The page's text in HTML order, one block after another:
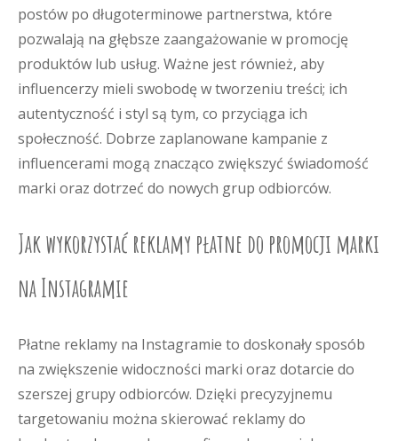
postów po długoterminowe partnerstwa, które
pozwalają na głębsze zaangażowanie w promocję
produktów lub usług. Ważne jest również, aby
influencerzy mieli swobodę w tworzeniu treści; ich
autentyczność i styl są tym, co przyciąga ich
społeczność. Dobrze zaplanowane kampanie z
influencerami mogą znacząco zwiększyć świadomość
marki oraz dotrzeć do nowych grup odbiorców.
Jak wykorzystać reklamy płatne do promocji marki
na Instagramie
Płatne reklamy na Instagramie to doskonały sposób
na zwiększenie widoczności marki oraz dotarcie do
szerszej grupy odbiorców. Dzięki precyzyjnemu
targetowaniu można skierować reklamy do